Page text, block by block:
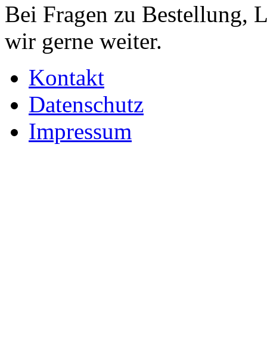
Bei Fragen zu Bestellung,
wir gerne weiter.
Kontakt
Datenschutz
Impressum